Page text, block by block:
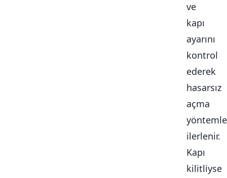
ve
kapı
ayarını
kontrol
ederek
hasarsız
açma
ilerlenir.
Kapı
kilitliyse